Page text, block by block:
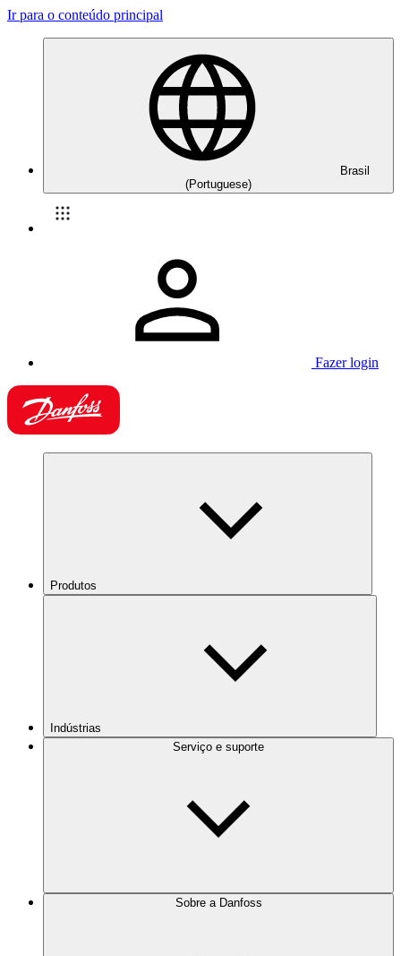
Ir para o conteúdo principal
Brasil
(Portuguese)
Fazer login
Produtos
Indústrias
Serviço e suporte
Sobre a Danfoss